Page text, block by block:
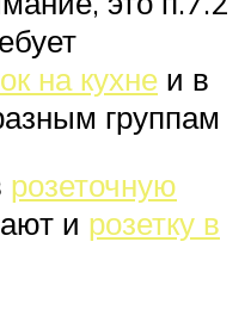
на кухне и в
группам
розеточную
и розетку в